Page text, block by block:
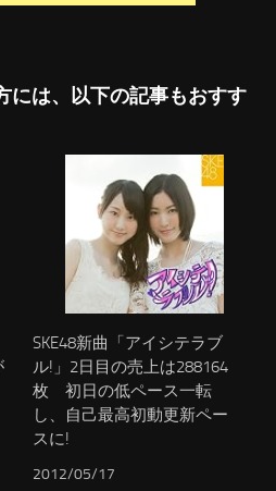
には、以下の記事もおすす
SKE48新曲「アイシテラブ
ル!」2日目の売上は288164
枚 初日の低ペース一転
し、自己最高初動更新ペー
スに!
2012/05/17